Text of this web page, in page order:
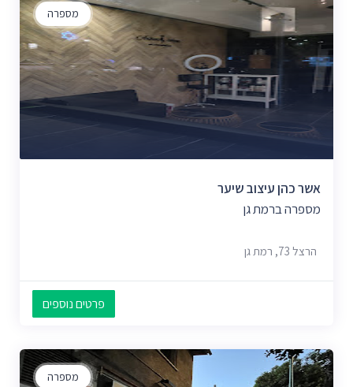
מספרה
אשר כהן עיצוב שיער
מספרה ברמת גן
הרצל 73, רמת גן
פרטים נוספים
מספרה